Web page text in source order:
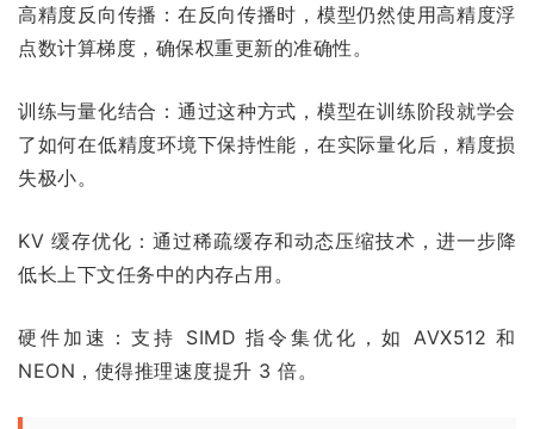
高精度反向传播：在反向传播时，模型仍然使用高精度浮
点数计算梯度，确保权重更新的准确性。
训练与量化结合：通过这种方式，模型在训练阶段就学会
了如何在低精度环境下保持性能，在实际量化后，精度损
失极小。
KV 缓存优化：通过稀疏缓存和动态压缩技术，进一步降
低长上下文任务中的内存占用。
硬件加速：支持 SIMD 指令集优化，如 AVX512 和
NEON，使得推理速度提升 3 倍。